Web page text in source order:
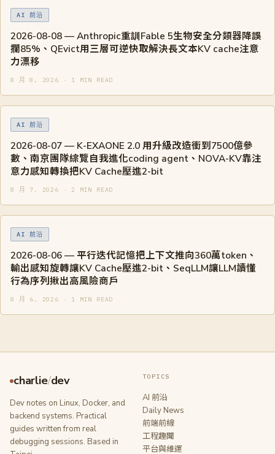
AI 前沿
2026-08-08 — Anthropic重訓Fable 5生物安全分類器降誤
攔85%、QEvict用三層可逆快取解決長文本KV cache注意
力漂移
8 月 8, 2026 · 1 MIN READ
AI 前沿
2026-08-07 — K-EXAONE 2.0 用升級改造衝到7500億參
數、南京團隊綜覽自我進化coding agent、NOVA-KV靠注
意力感知轉換把KV Cache壓進2-bit
8 月 7, 2026 · 2 MIN READ
AI 前沿
2026-08-06 — 平行迭代記憶把上下文推向360萬token、
輸出感知旋轉讓KV Cache壓進2-bit、SeqLLM讓LLM讀懂
行為序列揪出高風險商戶
8 月 6, 2026 · 1 MIN READ
charlie/dev
Dev notes on Linux, Docker, and
backend systems. Practical
guides written from real
debugging sessions. Based in
TOPICS
AI 前沿
Daily News
前端前線
工程趣聞
平台與維運